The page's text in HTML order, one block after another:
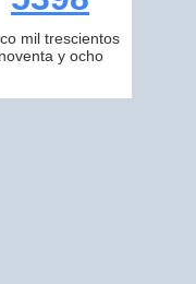
mil trescientos
noventa y ocho